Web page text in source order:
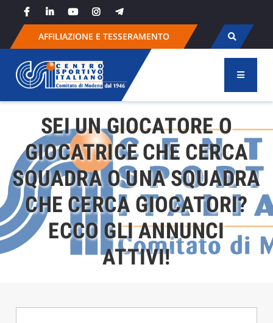
content
AFFILIAZIONE E TESSERAMENTO
SEI UN GIOCATORE O
GIOCATRICE CHE CERCA
SQUADRA O UNA SQUADRA
CHE CERCA GIOCATORI?
ECCO GLI ANNUNCI
ATTIVI!